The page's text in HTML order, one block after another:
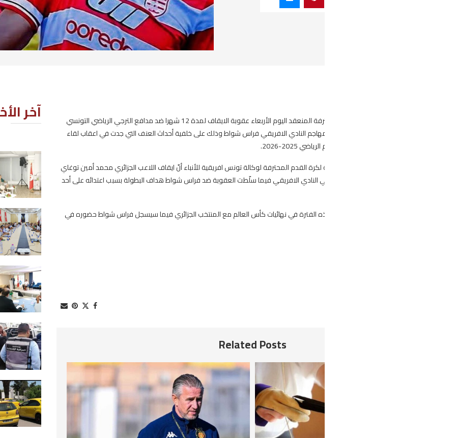
سلط مكتب الرابطة الوطنية لكرة القدم المحترفة المنعقد اليوم الأربعاء عقوبة الايقاف لمدة 12 شهرا ضد مدافع الترجي الرياضي التونسي
وعقوبة بـ 3 مباريات ضد مهاجم النادي الافريقي فراس شواط وذلك على خلفية أحداث العنف التي جدت في اعقاب لقاء
القدم المحترفة لوكالة تونس افريقية للأنباء أنّ ايقاف اللاعب الجزائري محمد أمين توغاي
النادي الافريقي فيما سلّطت العقوبة ضد فراس شواط هداف البطولة بسبب اعتدائه على أحد
في نهائيات كأس العالم مع المنتخب الجزائري فيما سيسجل فراس شواط حضوره في
آخر الأخبار
وزيرة الأسرة تدعو إلى مناهضة
الصور النمطية للمرأة
2026-08-06
الكاف: إنجاز 178 مشروعا تربويا
انطلاق مشروع “شمس” لدعم إنتاج
الكهرباء بالمؤسسات الصغرى
2026-08-06
قفصة: تسجيل 279 مخالفة
منظمة الدفاع عن المستهلك بجربة
تطالب بسحب رخص سائقي
المخالفين